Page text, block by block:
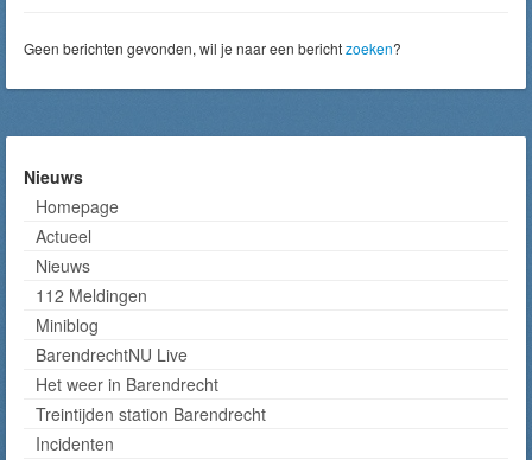
Geen berichten gevonden, wil je naar een berichtzoeken?
Nieuws
Homepage
Actueel
Nieuws
112 Meldingen
Miniblog
BarendrechtNU Live
Het weer in Barendrecht
Treintijden station Barendrecht
Incidenten